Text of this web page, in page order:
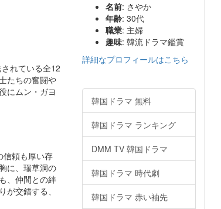
れている全12
たちの奮闘や
にムン・ガヨ
信頼も厚い存
に、瑞草洞の
、仲間との絆
交錯する、
名前: さやか
年齢: 30代
職業: 主婦
趣味: 韓流ドラマ鑑賞
詳細なプロフィールはこちら
韓国ドラマ 無料
韓国ドラマ ランキング
DMM TV 韓国ドラマ
韓国ドラマ 時代劇
韓国ドラマ 赤い袖先